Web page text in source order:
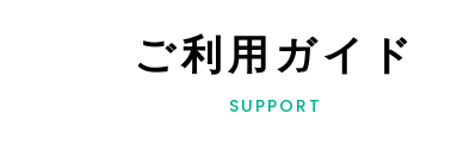
ご利用ガイド
SUPPORT